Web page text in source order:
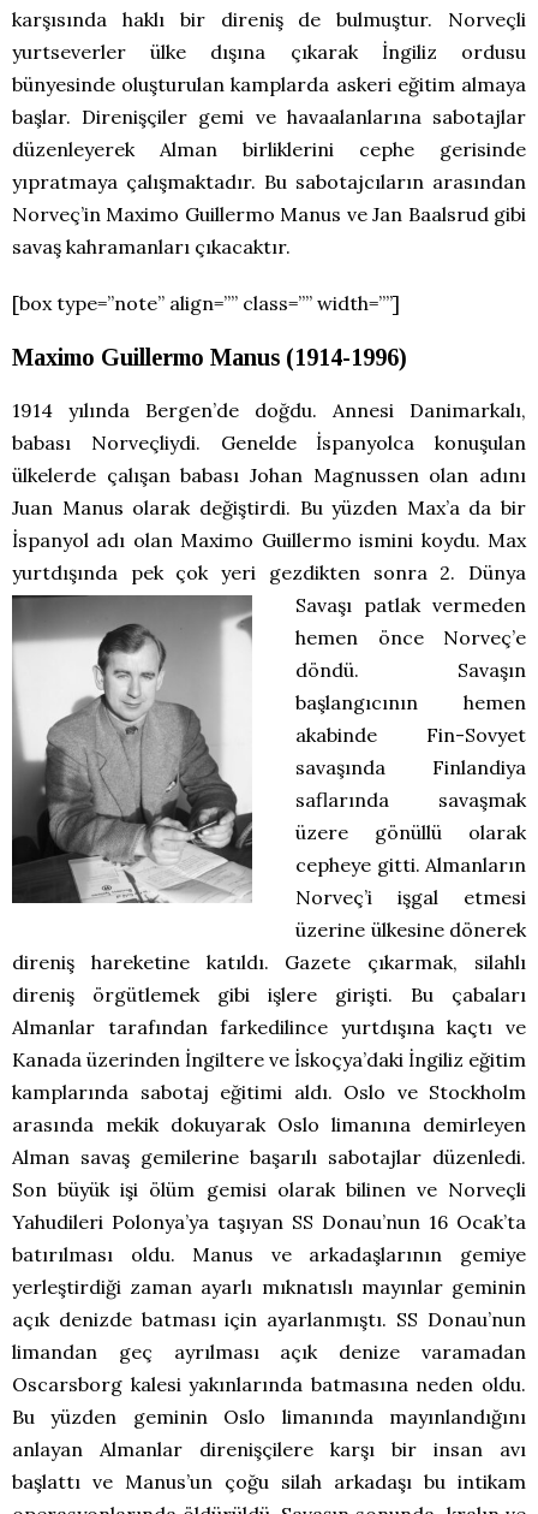
karşısında haklı bir direniş de bulmuştur. Norveçli
yurtseverler ülke dışına çıkarak İngiliz ordusu
bünyesinde oluşturulan kamplarda askeri eğitim almaya
başlar. Direnişçiler gemi ve havaalanlarına sabotajlar
düzenleyerek Alman birliklerini cephe gerisinde
yıpratmaya çalışmaktadır. Bu sabotajcıların arasından
Norveç’in Maximo Guillermo Manus ve Jan Baalsrud gibi
savaş kahramanları çıkacaktır.
[box type=”note” align=”” class=”” width=””]
Maximo Guillermo Manus (1914-1996)
1914 yılında Bergen’de doğdu. Annesi Danimarkalı,
babası Norveçliydi. Genelde İspanyolca konuşulan
ülkelerde çalışan babası Johan Magnussen olan adını
Juan Manus olarak değiştirdi. Bu yüzden Max’a da bir
İspanyol adı olan Maximo Guillermo ismini koydu. Max
yurtdışında pek çok yeri gezdikten sonra 2. Dünya
Savaşı patlak vermeden
hemen önce Norveç’e
döndü. Savaşın
başlangıcının hemen
akabinde Fin-Sovyet
savaşında Finlandiya
saflarında savaşmak
üzere gönüllü olarak
cepheye gitti. Almanların
Norveç’i işgal etmesi
üzerine ülkesine dönerek
direniş hareketine katıldı. Gazete çıkarmak, silahlı
direniş örgütlemek gibi işlere girişti. Bu çabaları
Almanlar tarafından farkedilince yurtdışına kaçtı ve
Kanada üzerinden İngiltere ve İskoçya’daki İngiliz eğitim
kamplarında sabotaj eğitimi aldı. Oslo ve Stockholm
arasında mekik dokuyarak Oslo limanına demirleyen
Alman savaş gemilerine başarılı sabotajlar düzenledi.
Son büyük işi ölüm gemisi olarak bilinen ve Norveçli
Yahudileri Polonya’ya taşıyan SS Donau’nun 16 Ocak’ta
batırılması oldu. Manus ve arkadaşlarının gemiye
yerleştirdiği zaman ayarlı mıknatıslı mayınlar geminin
açık denizde batması için ayarlanmıştı. SS Donau’nun
limandan geç ayrılması açık denize varamadan
Oscarsborg kalesi yakınlarında batmasına neden oldu.
Bu yüzden geminin Oslo limanında mayınlandığını
anlayan Almanlar direnişçilere karşı bir insan avı
başlattı ve Manus’un çoğu silah arkadaşı bu intikam